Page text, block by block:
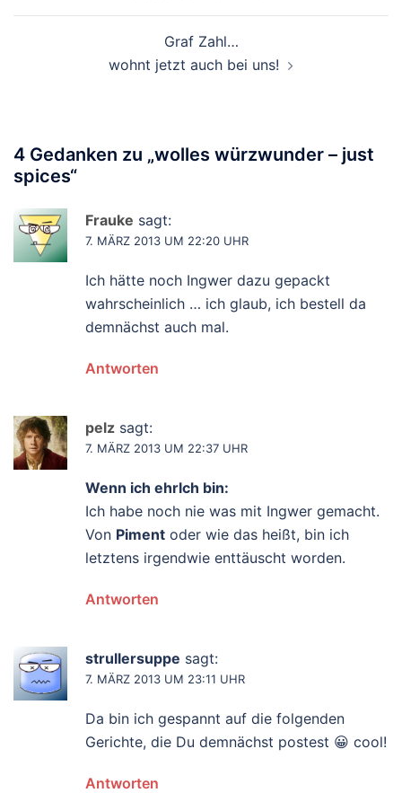
Graf Zahl…
wohnt jetzt auch bei uns!
4 Gedanken zu „wolles würzwunder – just
spices“
Frauke sagt:
7. MÄRZ 2013 UM 22:20 UHR
Ich hätte noch Ingwer dazu gepackt
wahrscheinlich … ich glaub, ich bestell da
demnächst auch mal.
Antworten
pelz sagt:
7. MÄRZ 2013 UM 22:37 UHR
Wenn ich ehrlch bin:
Ich habe noch nie was mit Ingwer gemacht.
Von Piment oder wie das heißt, bin ich
letztens irgendwie enttäuscht worden.
Antworten
strullersuppe sagt:
7. MÄRZ 2013 UM 23:11 UHR
Da bin ich gespannt auf die folgenden
Gerichte, die Du demnächst postest 😀 cool!
Antworten